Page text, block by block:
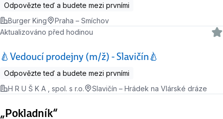
Odpovězte teď a budete mezi prvními
Burger King
Praha – Smíchov
🍐Vedoucí prodejny (m/ž) - Slavičín🍐
Aktualizováno před hodinou
Odpovězte teď a budete mezi prvními
H R U Š K A , spol. s r.o.
Slavičín – Hrádek na Vlárské dráze
„Pokladník“